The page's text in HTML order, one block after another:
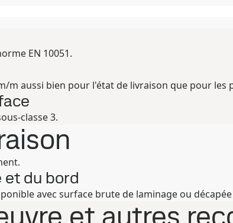
EN 10051.
m aussi bien pour l'état de livraison que pour les
classe 3.
et du bord
avec surface brute de laminage ou